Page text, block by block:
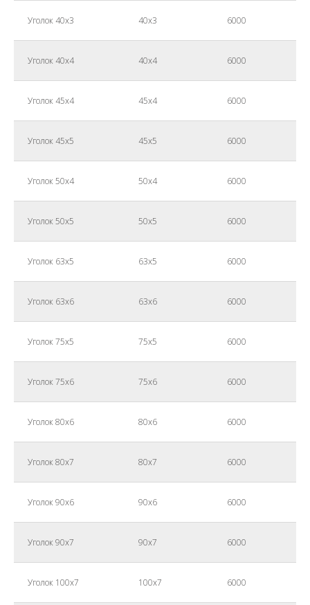
Уголок 40х3 40х3 6000
Уголок 40х4 40х4 6000
Уголок 45х4 45х4 6000
Уголок 45х5 45х5 6000
Уголок 50х4 50х4 6000
Уголок 50х5 50х5 6000
Уголок 63х5 63х5 6000
Уголок 63х6 63х6 6000
Уголок 75х5 75х5 6000
Уголок 75х6 75х6 6000
Уголок 80х6 80х6 6000
Уголок 80х7 80х7 6000
Уголок 90х6 90х6 6000
Уголок 90х7 90х7 6000
Уголок 100х7 100х7 6000